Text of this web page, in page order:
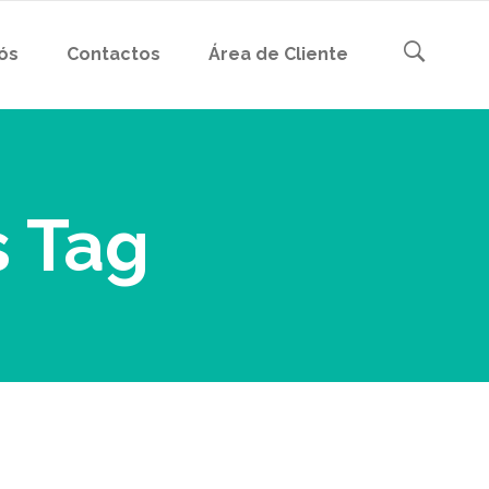
Contactos Área de Cliente